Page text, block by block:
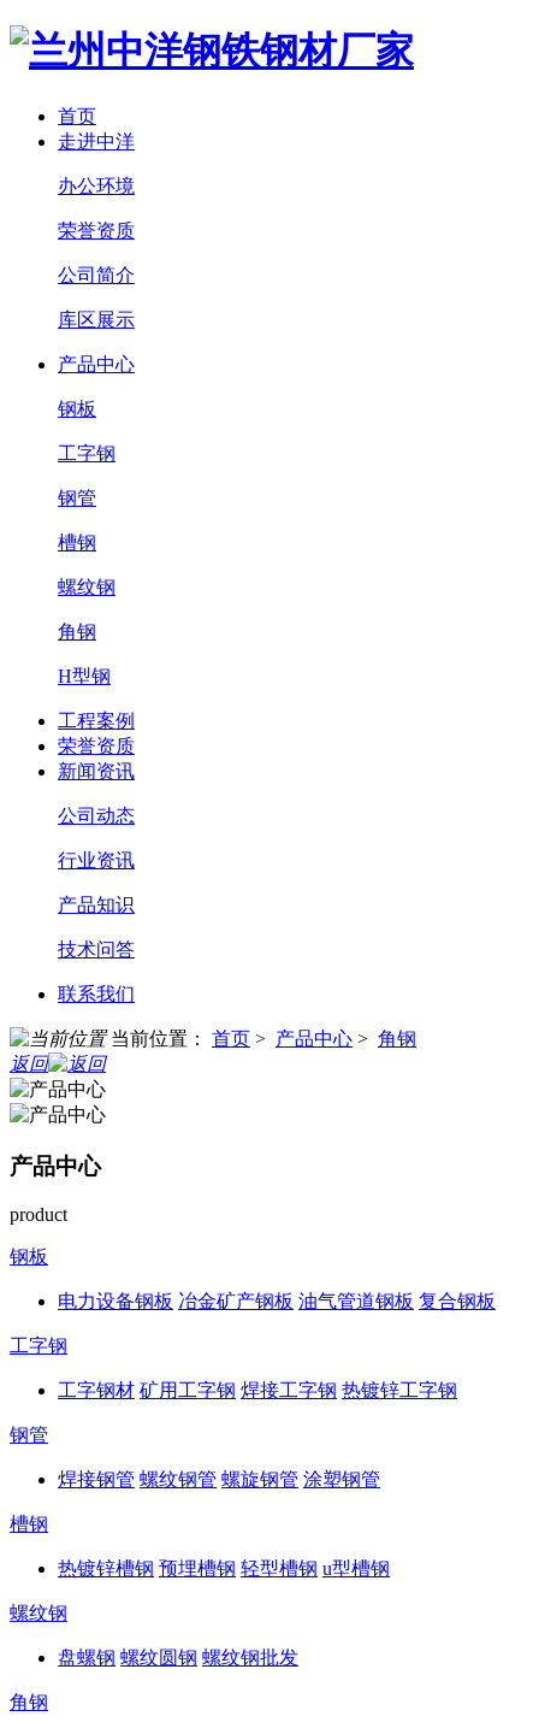
首页
走进中洋
办公环境
荣誉资质
公司简介
库区展示
产品中心
钢板
工字钢
钢管
槽钢
螺纹钢
角钢
H型钢
工程案例
荣誉资质
新闻资讯
公司动态
行业资讯
产品知识
技术问答
联系我们
当前位置： 首页 > 产品中心 > 角钢
返回
产品中心
product
钢板
电力设备钢板 冶金矿产钢板 油气管道钢板 复合钢板
工字钢
工字钢材 矿用工字钢 焊接工字钢 热镀锌工字钢
钢管
焊接钢管 螺纹钢管 螺旋钢管 涂塑钢管
槽钢
热镀锌槽钢 预埋槽钢 轻型槽钢 u型槽钢
螺纹钢
盘螺钢 螺纹圆钢 螺纹钢批发
角钢